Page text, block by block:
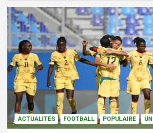
ACTUALITÉS FOOTBALL POPULAIRE